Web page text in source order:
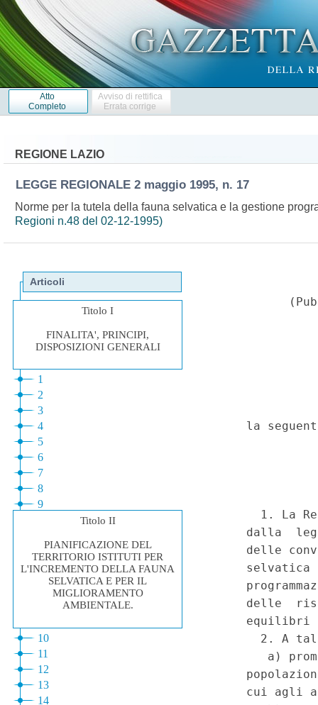
Atto
Completo
Avviso di rettifica
Errata corrige
REGIONE LAZIO
LEGGE REGIONALE 2 maggio 1995, n. 17
Norme per la tutela della fauna selvatica e la gestione
Regioni n.48 del 02-12-1995)